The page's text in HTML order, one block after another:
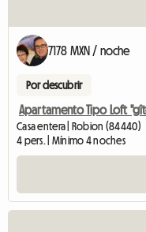
7178 MXN / noche
Por descubrir
Apartamento Tipo Loft
Casa entera | Robion (84440)
4 pers. | Mínimo 4 noches